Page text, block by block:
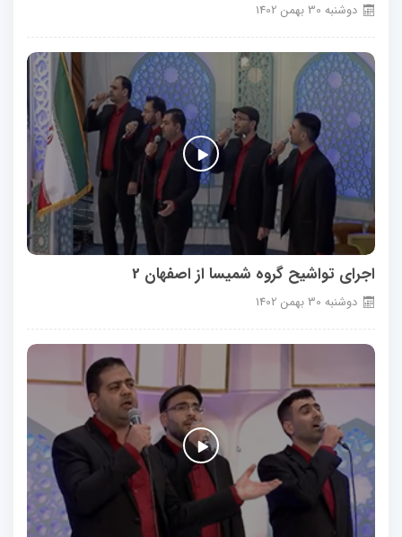
دوشنبه 30بهمن 1402
اجرای تواشیح گروه شمیسا از اصفهان 2
دوشنبه 30بهمن 1402